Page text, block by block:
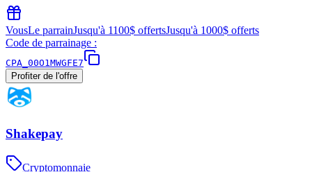
VousLe parrainJusqu'à 1100$ offertsJusqu'à 1000$ offerts
Code de parrainage :
CPA_00O1MWGFE7
Profiter de l'offre
Shakepay
Cryptomonnaie